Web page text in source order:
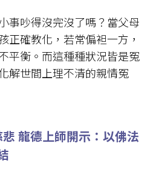
事吵得沒完沒了嗎？當父母
正確教化，若常偏袒一方，
平衡。而這種種狀況皆是冤
解世間上理不清的親情冤
龍德上師開示：以佛法